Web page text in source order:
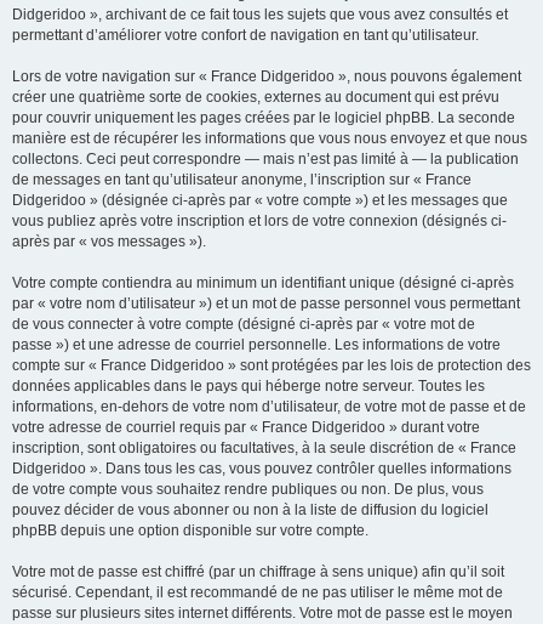
Didgeridoo », archivant de ce fait tous les sujets que vous avez consultés et
permettant d’améliorer votre confort de navigation en tant qu’utilisateur.
Lors de votre navigation sur « France Didgeridoo », nous pouvons également
créer une quatrième sorte de cookies, externes au document qui est prévu
pour couvrir uniquement les pages créées par le logiciel phpBB. La seconde
manière est de récupérer les informations que vous nous envoyez et que nous
collectons. Ceci peut correspondre — mais n’est pas limité à — la publication
de messages en tant qu’utilisateur anonyme, l’inscription sur « France
Didgeridoo » (désignée ci-après par « votre compte ») et les messages que
vous publiez après votre inscription et lors de votre connexion (désignés ci-
après par « vos messages »).
Votre compte contiendra au minimum un identifiant unique (désigné ci-après
par « votre nom d’utilisateur ») et un mot de passe personnel vous permettant
de vous connecter à votre compte (désigné ci-après par « votre mot de
passe ») et une adresse de courriel personnelle. Les informations de votre
compte sur « France Didgeridoo » sont protégées par les lois de protection des
données applicables dans le pays qui héberge notre serveur. Toutes les
informations, en-dehors de votre nom d’utilisateur, de votre mot de passe et de
votre adresse de courriel requis par « France Didgeridoo » durant votre
inscription, sont obligatoires ou facultatives, à la seule discrétion de « France
Didgeridoo ». Dans tous les cas, vous pouvez contrôler quelles informations
de votre compte vous souhaitez rendre publiques ou non. De plus, vous
pouvez décider de vous abonner ou non à la liste de diffusion du logiciel
phpBB depuis une option disponible sur votre compte.
Votre mot de passe est chiffré (par un chiffrage à sens unique) afin qu’il soit
sécurisé. Cependant, il est recommandé de ne pas utiliser le même mot de
passe sur plusieurs sites internet différents. Votre mot de passe est le moyen